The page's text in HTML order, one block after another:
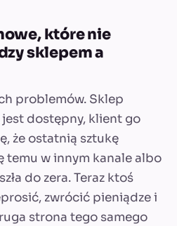
które nie
sklepem a
problemów. Sklep
dostępny, klient go
że ostatnią sztukę
temu w innym kanale albo
do zera. Teraz ktoś
zwrócić pieniądze i
strona tego samego